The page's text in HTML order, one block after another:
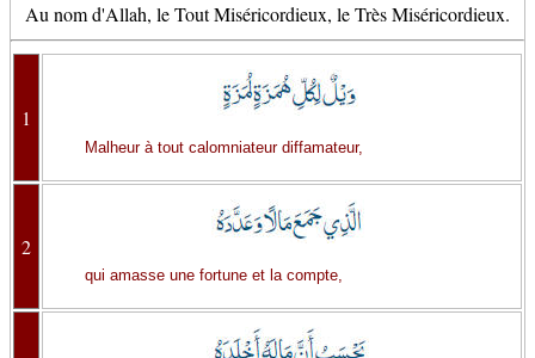
Au nom d'Allah, le Tout Miséricordieux, le Très Miséricordieux.
1
Malheur à tout calomniateur diffamateur,
2
qui amasse une fortune et la compte,